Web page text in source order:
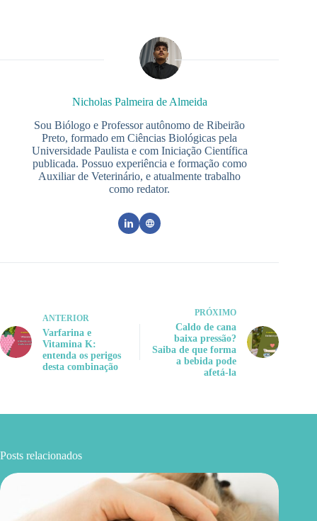
Nicholas Palmeira de Almeida
Sou Biólogo e Professor autônomo de Ribeirão
Preto, formado em Ciências Biológicas pela
Universidade Paulista e com Iniciação Científica
publicada. Possuo experiência e formação como
Auxiliar de Veterinário, e atualmente trabalho
como redator.
ANTERIOR
Varfarina e
Vitamina K:
entenda os perigos
desta combinação
PRÓXIMO
Caldo de cana
baixa pressão?
Saiba de que forma
a bebida pode
afetá-la
Posts relacionados